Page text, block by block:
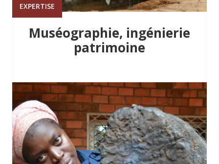
EXPERTISE
Muséographie, ingénierie
patrimoine